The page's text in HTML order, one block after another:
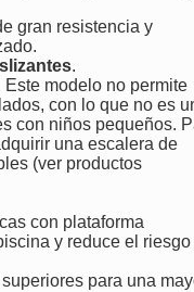
gran resistencia y
.
Este modelo no permite
con lo que no es
con niños pequeños.
una escalera de
(ver productos
con plataforma
y reduce el riesgo
para una